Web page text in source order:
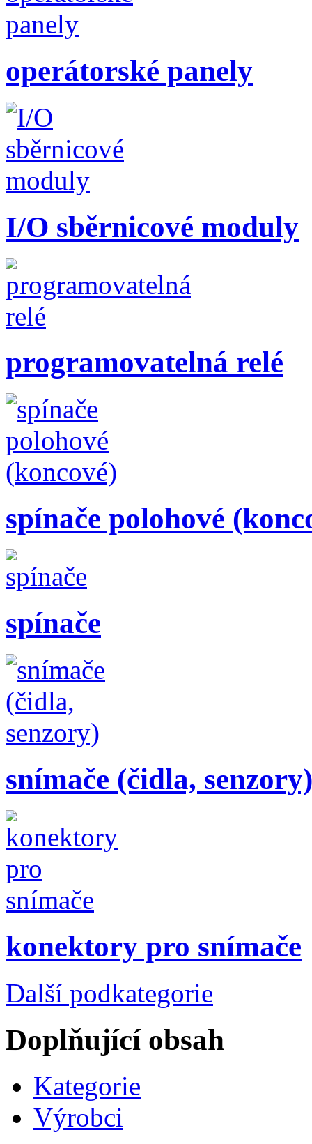
operátorské panely
I/O sběrnicové moduly
programovatelná relé
spínače polohové
spínače
snímače (čidla, senzory)
konektory pro snímače
Další podkategorie
Doplňující obsah
Kategorie
Výrobci